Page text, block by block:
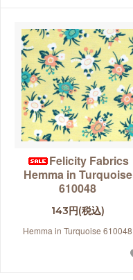
Felicity Fabrics
Hemma in Turquoise
610048
143円(税込)
Hemma in Turquoise 610048